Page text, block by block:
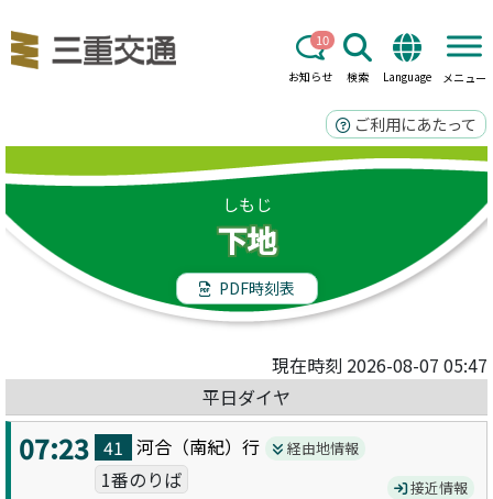
お知らせ
10
検索 Language メニュー
ご利用にあたって
しもじ
下地
PDF時刻表
現在時刻 2026-08-07 05:47
平日ダイヤ
07:23 41 河合（南紀） 行 経由地情報
1番のりば 接近情報